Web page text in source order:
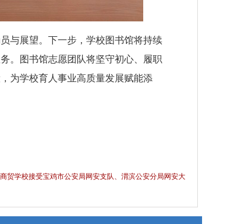
与展望。下一步，学校图书馆将持续
。图书馆志愿团队将坚守初心、履职
为学校育人事业高质量发展赋能添
贸学校接受宝鸡市公安局网安支队、渭滨公安分局网安大